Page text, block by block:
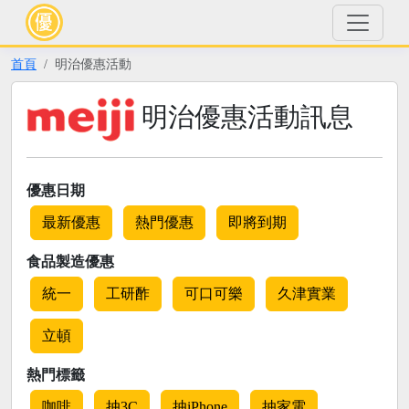
首頁 明治優惠活動
明治優惠活動訊息
優惠日期
最新優惠 熱門優惠 即將到期
食品製造優惠
統一 工研酢 可口可樂 久津實業
立頓
熱門標籤